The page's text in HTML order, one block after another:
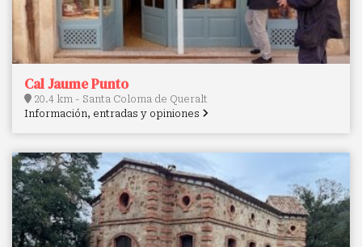
Cal Jaume Punto
20.4 km - Santa Coloma de Queralt
Información, entradas y opiniones